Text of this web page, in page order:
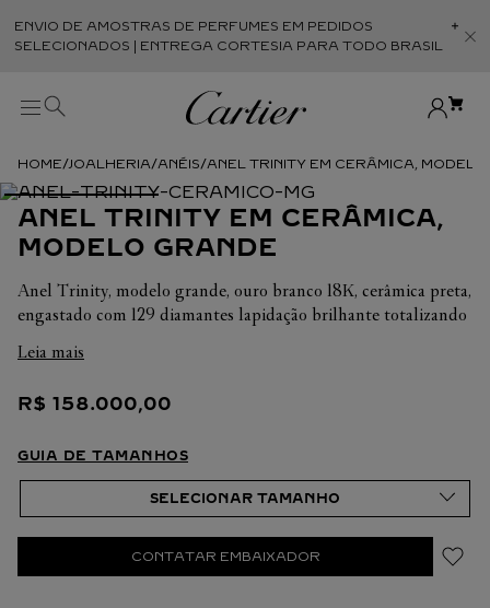
ENVIO DE AMOSTRAS DE PERFUMES EM PEDIDOS
SELECIONADOS | ENTREGA CORTESIA PARA TODO BRASIL
JOALHERIA ANÉIS ANEL TRINITY EM CERÂMICA,
ANEL TRINITY EM CERÂMICA,
MODELO GRANDE
Anel Trinity, modelo grande, ouro branco 18K, cerâmica preta,
engastado com 129 diamantes lapidação brilhante totalizando
valorizar a harmonia da peça. É por isso que o peso em
variações de uma criação a outra. Caso necessite de
informações adicionais sobre as nossas criações, não hesite em
consultar as nossas equipes de venda.
Leia mais
R$ 158.000,00
GUIA DE TAMANHOS
CONTATAR EMBAIXADOR